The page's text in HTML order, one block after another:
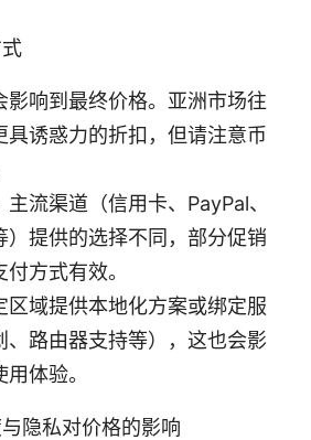
影响到最终价格。亚洲市场往
具诱惑力的折扣，但请注意币
流渠道（信用卡、PayPal、
）提供的选择不同，部分促销
方式有效。
区域提供本地化方案或绑定服
、路由器支持等），这也会影
体验。
隐私对价格的影响